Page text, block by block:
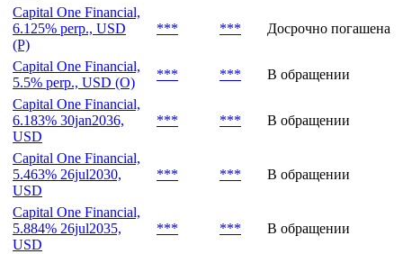
Capital One Financial,
6.125% perp., USD
(P)
*** *** Досрочно погашена
Capital One Financial,
5.5% perp., USD (O)
*** ***
В обращении
Capital One Financial,
6.183% 30jan2036,
USD
*** *** В обращении
Capital One Financial,
5.463% 26jul2030,
USD
*** *** В обращении
Capital One Financial,
5.884% 26jul2035,
USD
*** *** В обращении